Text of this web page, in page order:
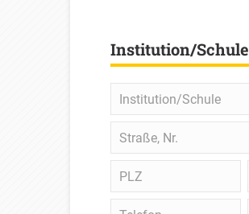
Institution/Schule
Institution/Schule
Straße,
Nr.
PLZ
Telefon